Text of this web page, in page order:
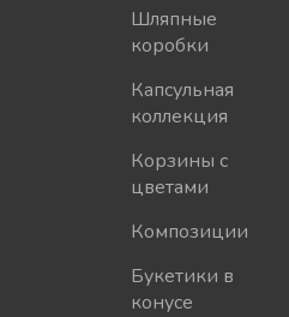
Шляпные
коробки
Капсульная
коллекция
Корзины с
цветами
Композиции
Букетики в
конусе